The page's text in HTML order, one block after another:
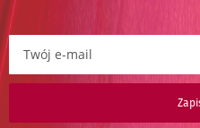
Zapisz się do newslettera: